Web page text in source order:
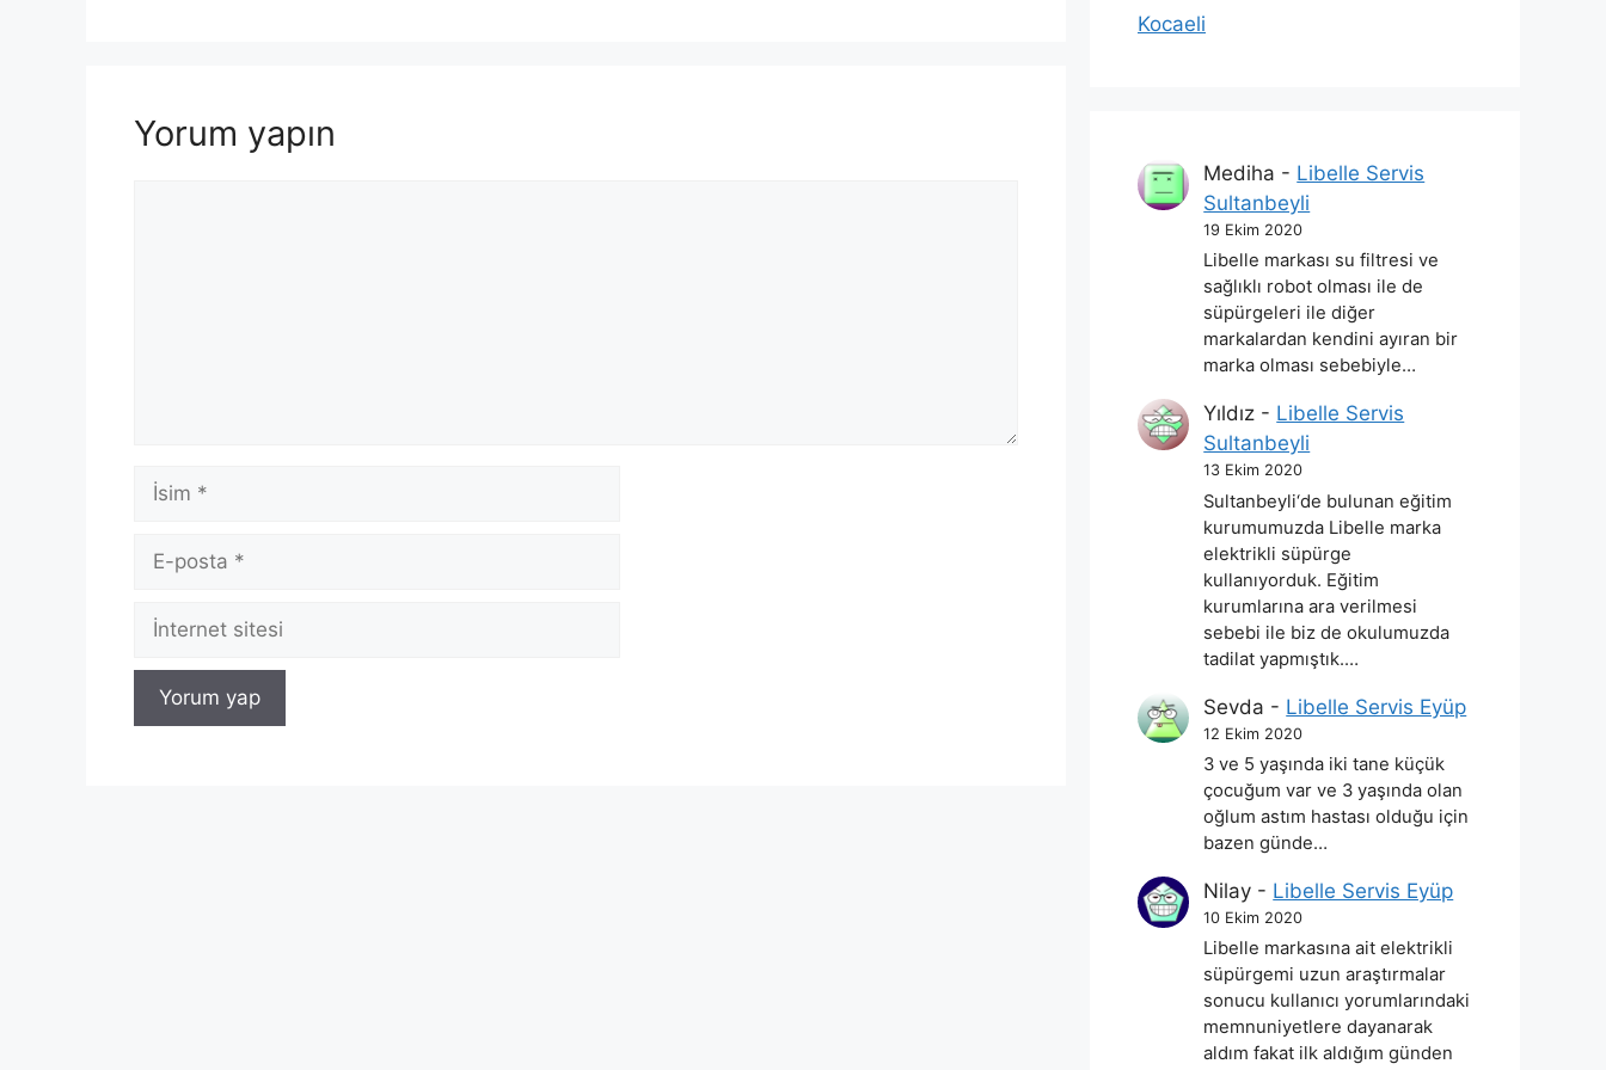
Yorum yapın
İsim
posta
İnternet
Kocaeli
Mediha - Libelle Servis
Sultanbeyli
19 Ekim 2020
Libelle markası su filtresi ve
sağlıklı robot olması ile de
süpürgeleri ile diğer
markalardan kendini ayıran bir
marka olması sebebiyle…
Yıldız - Libelle Servis
Sultanbeyli
13 Ekim 2020
Sultanbeyli‘de bulunan eğitim
kurumumuzda Libelle marka
elektrikli süpürge
kullanıyorduk. Eğitim
kurumlarına ara verilmesi
sebebi ile biz de okulumuzda
tadilat yapmıştık.…
Sevda - Libelle Servis Eyüp
12 Ekim 2020
3 ve 5 yaşında iki tane küçük
çocuğum var ve 3 yaşında olan
oğlum astım hastası olduğu için
bazen günde…
Nilay - Libelle Servis Eyüp
10 Ekim 2020
Libelle markasına ait elektrikli
süpürgemi uzun araştırmalar
sonucu kullanıcı yorumlarındaki
memnuniyetlere dayanarak
aldım fakat ilk aldığım günden